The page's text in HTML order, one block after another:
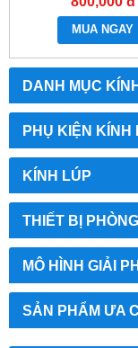
DANH MỤC
PHỤ KIỆN KÍNH
KÍNH LÚP
THIẾT BỊ
MÔ HÌNH GIẢI
SẢN PHẨM ƯA
MUA NGAY